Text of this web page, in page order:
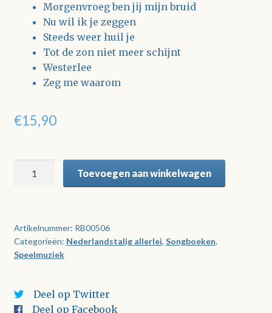
Morgenvroeg ben jij mijn bruid
Nu wil ik je zeggen
Steeds weer huil je
Tot de zon niet meer schijnt
Westerlee
Zeg me waarom
€15,90
van
Lucas
en
Gea
Toevoegen aan winkelwagen
Artikelnummer: RB00506
Categorieën: Nederlandstalig allerlei, Songboeken,
Speelmuziek
Deel op Twitter
Deel op Facebook